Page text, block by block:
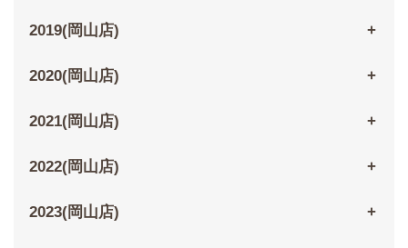
2019(岡山店)
2020(岡山店)
2021(岡山店)
2022(岡山店)
2023(岡山店)